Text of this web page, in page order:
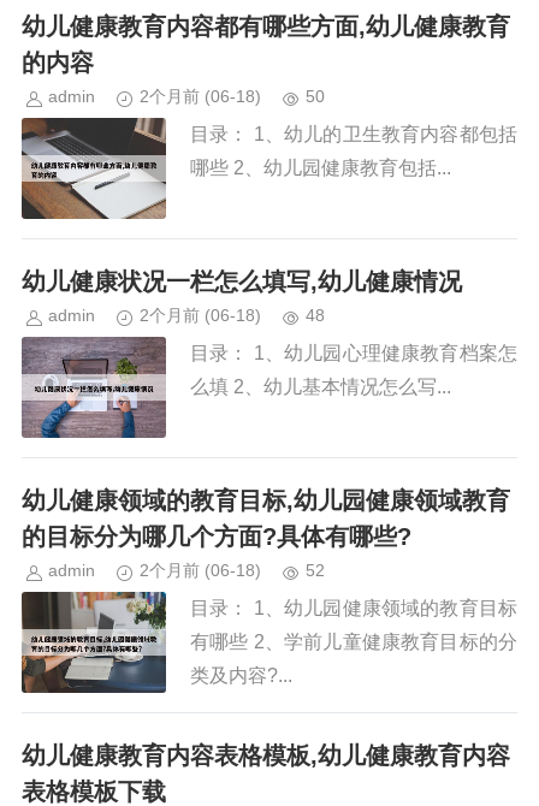
幼儿健康教育内容都有哪些方面,幼儿健康教育
的内容
admin 2个月前 (06-18) 50
目录： 1、幼儿的卫生教育内容都包括
哪些 2、幼儿园健康教育包括...
幼儿健康状况一栏怎么填写,幼儿健康情况
admin 2个月前 (06-18) 48
目录： 1、幼儿园心理健康教育档案怎
么填 2、幼儿基本情况怎么写...
幼儿健康领域的教育目标,幼儿园健康领域教育
的目标分为哪几个方面?具体有哪些?
admin 2个月前 (06-18) 52
目录： 1、幼儿园健康领域的教育目标
有哪些 2、学前儿童健康教育目标的分
类及内容?...
幼儿健康教育内容表格模板,幼儿健康教育内容
表格模板下载